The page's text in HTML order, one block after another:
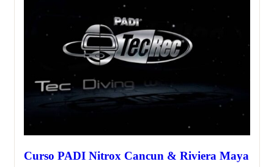
Curso PADI Nitrox Cancun & Riviera Maya